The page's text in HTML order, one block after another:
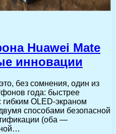
Huawei Mate
инновации
без сомнения, один из
года: быстрее
OLED-экраном
способами безопасной
(оба —